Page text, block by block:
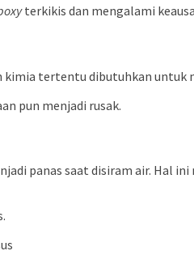
terkikis dan mengalami
kimia tertentu dibutuhkan untuk
pun menjadi rusak.
panas saat disiram air. Hal